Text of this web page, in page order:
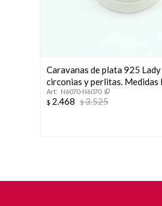
Caravanas de plata 925
circonias y perlitas. Medidas
ancho 8mm.
N6070-N6070
$ 2.468 $3.525